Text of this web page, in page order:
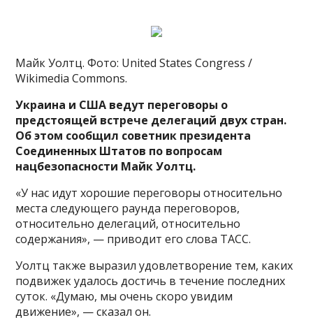
Майк Уолтц. Фото: United States Congress /
Wikimedia Commons.
Украина и США ведут переговоры о
предстоящей встрече делегаций двух стран.
Об этом сообщил советник президента
Соединенных Штатов по вопросам
нацбезопасности Майк Уолтц.
«У нас идут хорошие переговорыотносительно
места следующего раунда переговоров,
относительно делегаций, относительно
содержания», — приводит его слова ТАСС.
Уолтц также выразил удовлетворение тем, каких
подвижек удалось достичь в течение последних
суток. «Думаю, мы очень скоро увидим
движение», — сказал он.